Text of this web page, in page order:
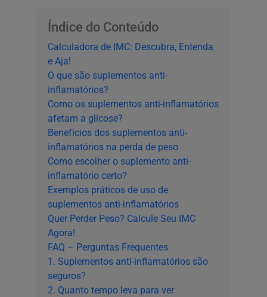
Índice do Conteúdo
Calculadora de IMC: Descubra, Entenda
e Aja!
O que são suplementos anti-
inflamatórios?
Como os suplementos anti-inflamatórios
afetam a glicose?
Benefícios dos suplementos anti-
inflamatórios na perda de peso
Como escolher o suplemento anti-
inflamatório certo?
Exemplos práticos de uso de
suplementos anti-inflamatórios
Quer Perder Peso? Calcule Seu IMC
Agora!
FAQ – Perguntas Frequentes
1. Suplementos anti-inflamatórios são
seguros?
2. Quanto tempo leva para ver